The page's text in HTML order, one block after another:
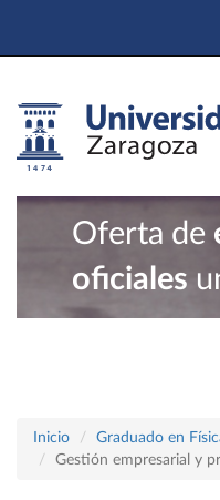
Oferta de
oficiales
Inicio Graduado en
Gestión empresarial y